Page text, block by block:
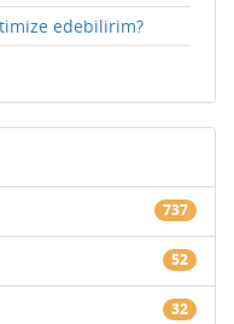
edebilirim?
737
52
32